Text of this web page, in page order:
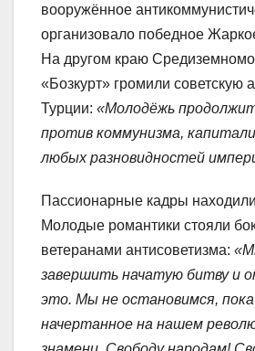
вооружённое
организовало победное
На другом краю
«Бозкурт» громили советскую
Турции: «Молодёжь
против коммунизма,
любых разновидностей
Пассионарные кадры
Молодые романтики стояли
ветеранами антисоветизма:
завершить начатую битву и
это. Мы не остановимся,
начертанное на нашем